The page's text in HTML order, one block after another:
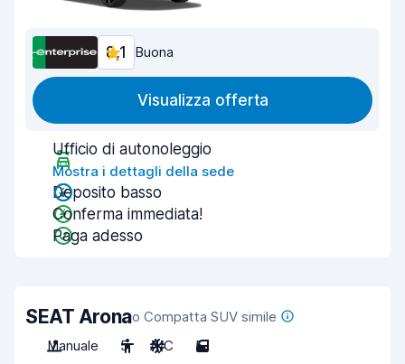
8,1 Buona
Visualizza offerta
Ufficio di autonoleggio
Mostra i dettagli della sede
Deposito basso
Conferma immediata!
Paga adesso
SEAT Aronao Compatta SUV simile
Manuale
5 A/C 5